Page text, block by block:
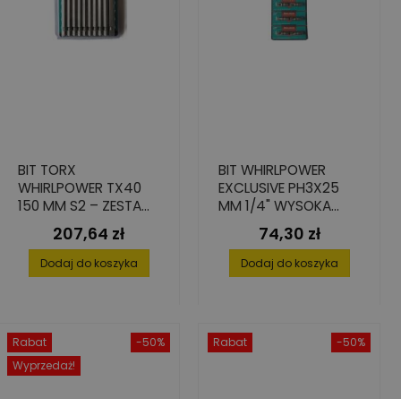
BIT TORX
WHIRLPOWER TX40
150 MM S2 – ZESTAW
10 SZTUK
Cena
207,64 zł
Dodaj do koszyka
BIT WHIRLPOWER
EXCLUSIVE PH3X25
MM 1/4" WYSOKA
TWARDOŚĆ S2 20
Cena
74,30 zł
Dodaj do koszyka
-50%
Rabat
Wyprzedaż!
-50%
Rabat